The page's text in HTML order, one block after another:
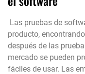
Las pruebas de
producto,
después de las
mercado se pueden
fáciles de usar. Las